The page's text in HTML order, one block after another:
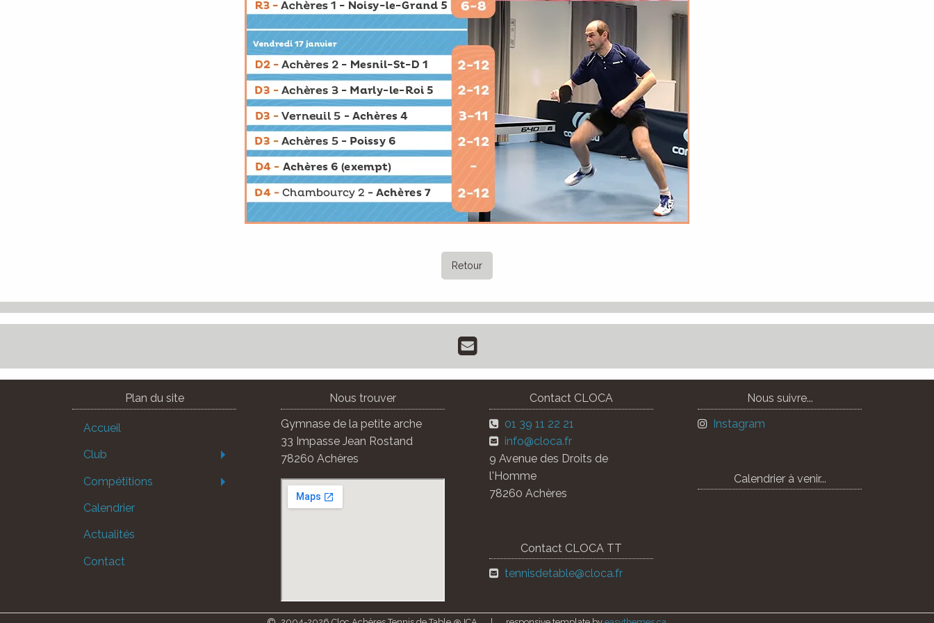
Retour
Plan du site
Accueil
Club
Compétitions
Calendrier
Actualités
Contact
Nous trouver
Gymnase de la petite arche
33 Impasse Jean Rostand
78260 Achères
Contact CLOCA
01 39 11 22 21
info@cloca.fr
9 Avenue des Droits de
l'Homme
78260 Achères
Contact CLOCA TT
tennisdetable@cloca.fr
Nous suivre...
Instagram
Calendrier à venir...